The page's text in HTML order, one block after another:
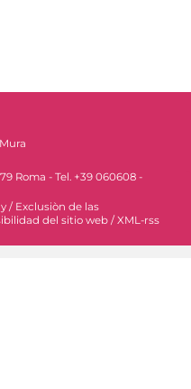
Roma - Tel. +39 060608 -
/ Exclusiòn de las
del sitio web / XML-rss